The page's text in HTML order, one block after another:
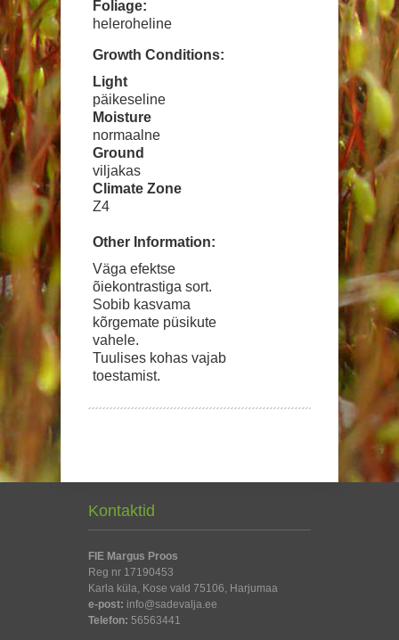
Foliage:
heleroheline
Growth Conditions:
Light
päikeseline
Moisture
normaalne
Ground
viljakas
Climate Zone
Z4
Other Information:
Väga efektse
õiekontrastiga sort.
Sobib kasvama
kõrgemate püsikute
vahele.
Tuulises kohas vajab
toestamist.
Kontaktid
FIE Margus Proos
Reg nr 17190453
Karla küla, Kose vald 75106, Harjumaa
e-post: info@sadevalja.ee
Telefon: 56563441